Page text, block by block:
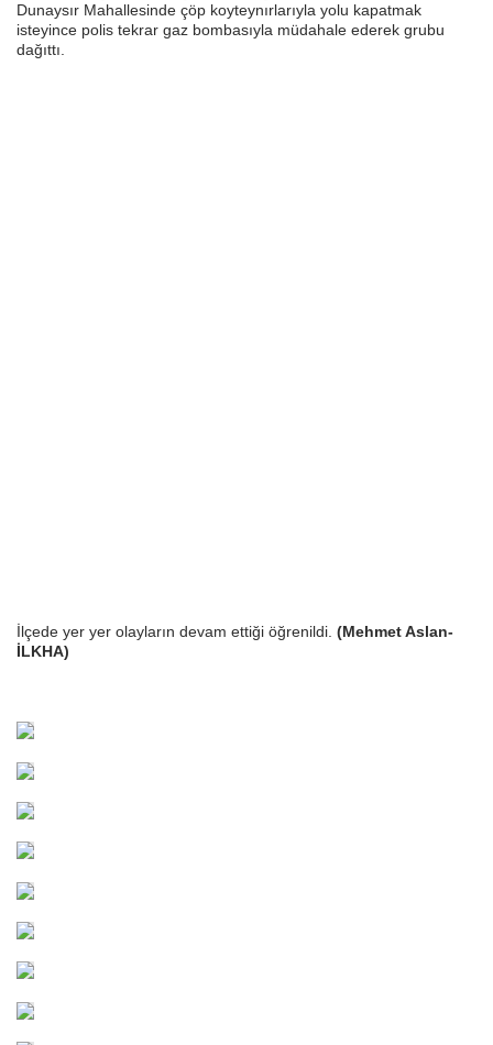
Dunaysır Mahallesinde çöp koyteynırlarıyla yolu kapatmak
isteyince polis tekrar gaz bombasıyla müdahale ederek grubu
dağıttı.
İlçede yer yer olayların devam ettiği öğrenildi. (Mehmet Aslan-
İLKHA)